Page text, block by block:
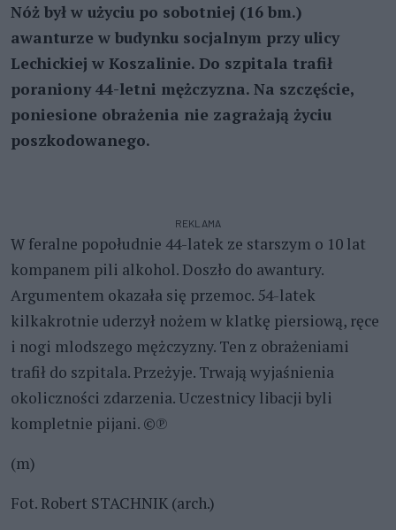
Nóż był w użyciu po sobotniej (16 bm.)
awanturze w budynku socjalnym przy ulicy
Lechickiej w Koszalinie. Do szpitala trafił
poraniony 44-letni mężczyzna. Na szczęście,
poniesione obrażenia nie zagrażają życiu
poszkodowanego.
REKLAMA
W feralne popołudnie 44-latek ze starszym o 10 lat
kompanem pili alkohol. Doszło do awantury.
Argumentem okazała się przemoc. 54-latek
kilkakrotnie uderzył nożem w klatkę piersiową, ręce
i nogi mlodszego mężczyzny. Ten z obrażeniami
trafił do szpitala. Przeżyje. Trwają wyjaśnienia
okoliczności zdarzenia. Uczestnicy libacji byli
kompletnie pijani. ©℗
(m)
Fot. Robert STACHNIK (arch.)